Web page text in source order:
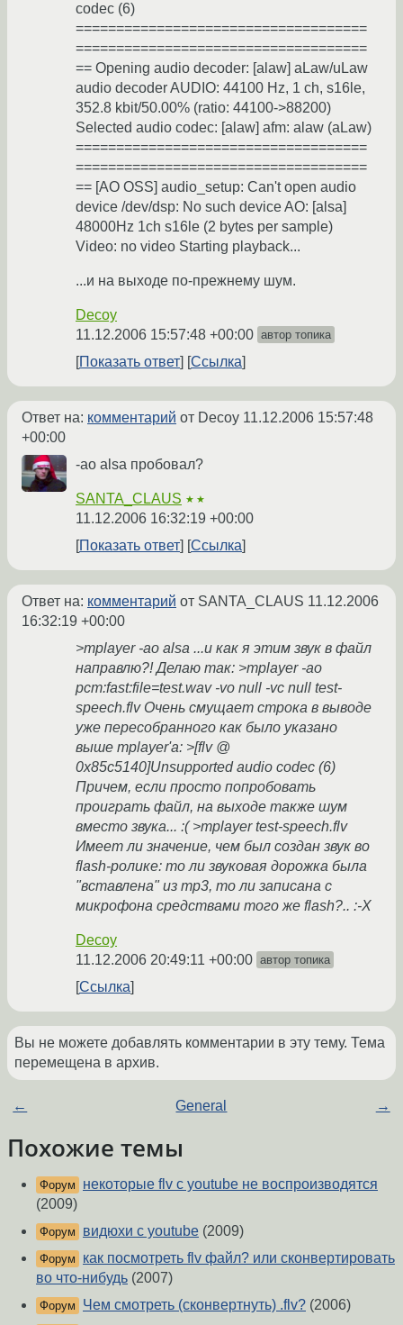
codec (6)
====================================
====================================
== Opening audio decoder: [alaw] aLaw/uLaw
audio decoder AUDIO: 44100 Hz, 1 ch, s16le,
352.8 kbit/50.00% (ratio: 44100->88200)
Selected audio codec: [alaw] afm: alaw (aLaw)
====================================
====================================
== [AO OSS] audio_setup: Can't open audio
device /dev/dsp: No such device AO: [alsa]
48000Hz 1ch s16le (2 bytes per sample)
Video: no video Starting playback...
...и на выходе по-прежнему шум.
Decoy
11.12.2006 15:57:48 +00:00 автор топика
Показать ответ Ссылка
Ответ на: комментарий от Decoy 11.12.2006 15:57:48
+00:00
-ao alsa пробовал?
SANTA_CLAUS ★★
11.12.2006 16:32:19 +00:00
Показать ответ
Ссылка
Ответ на: комментарий от SANTA_CLAUS 11.12.2006
16:32:19 +00:00
>mplayer -ao alsa ...и как я этим звук в файл
направлю?! Делаю так: >mplayer -ao
pcm:fast:file=test.wav -vo null -vc null test-
speech.flv Очень смущает строка в выводе
уже пересобранного как было указано
выше mplayer'a: >[flv @
0x85c5140]Unsupported audio codec (6)
Причем, если просто попробовать
проиграть файл, на выходе также шум
вместо звука... :( >mplayer test-speech.flv
Имеет ли значение, чем был создан звук во
flash-ролике: то ли звуковая дорожка была
"вставлена" из mp3, то ли записана с
микрофона средствами того же flash?.. :-X
Decoy
11.12.2006 20:49:11 +00:00 автор топика
Ссылка
Вы не можете добавлять комментарии в эту тему. Тема
перемещена в архив.
← General →
Похожие темы
Форум
некоторые flv с youtube не воспроизводятся
(2009)
Форум видюхи с youtube (2009)
Форум
как посмотреть flv файл? или сконвертировать
во что-нибудь (2007)
Форум Чем смотреть (сконвертнуть) .flv? (2006)